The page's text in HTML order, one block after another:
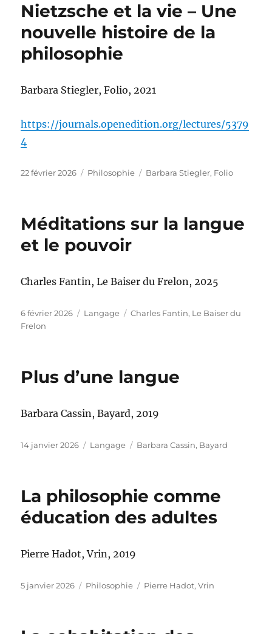
Nietzsche et la vie – Une
nouvelle histoire de la
philosophie
Barbara Stiegler, Folio, 2021
https://journals.openedition.org/lectures/5379
4
Publié
22 février 2026 Catégories
Philosophie Étiquettes
Barbara Stiegler, Folio
Méditations sur la langue
et le pouvoir
Charles Fantin, Le Baiser du Frelon, 2025
Publié
le
6 février 2026 Catégories
Langage Étiquettes
Charles Fantin, Le Baiser du
Frelon
Plus d’une langue
Barbara Cassin, Bayard, 2019
Publié
14 janvier 2026 Catégories
Langage Étiquettes
Barbara Cassin, Bayard
La philosophie comme
éducation des adultes
Pierre Hadot, Vrin, 2019
Publié
5 janvier 2026 Catégories
Philosophie Étiquettes
Pierre Hadot,Vrin